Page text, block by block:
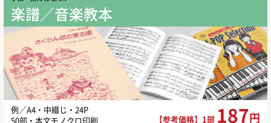
楽譜／音楽教本
例／A4・中綴じ・24P
50部・本文モノクロ印刷
【参考価格】1部 187 円